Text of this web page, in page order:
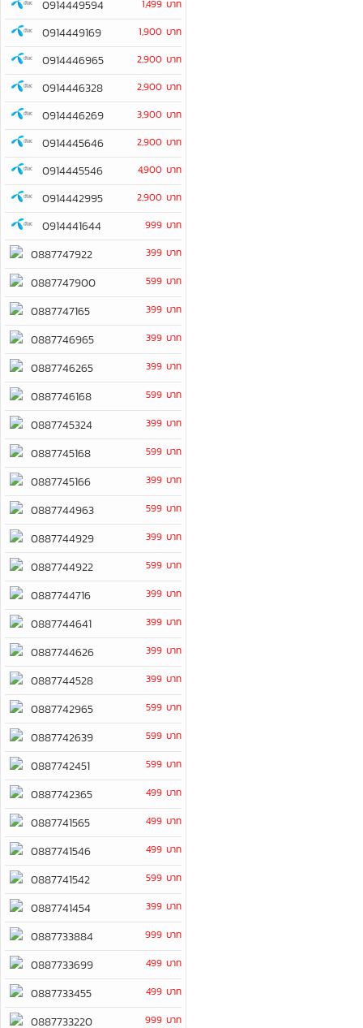
0914449594 1,499 บาท
0914449169 1,900 บาท
0914446965 2,900 บาท
0914446328 2,900 บาท
0914446269 3,900 บาท
0914445646 2,900 บาท
0914445546 4,900 บาท
0914442995 2,900 บาท
0914441644 999 บาท
0887747922 399 บาท
0887747900 599 บาท
0887747165 399 บาท
0887746965 399 บาท
0887746265 399 บาท
0887746168 599 บาท
0887745324 399 บาท
0887745168 599 บาท
0887745166 399 บาท
0887744963 599 บาท
0887744929 399 บาท
0887744922 599 บาท
0887744716 399 บาท
0887744641 399 บาท
0887744626 399 บาท
0887744528 399 บาท
0887742965 599 บาท
0887742639 599 บาท
0887742451 599 บาท
0887742365 499 บาท
0887741565 499 บาท
0887741546 499 บาท
0887741542 599 บาท
0887741454 399 บาท
0887733884 999 บาท
0887733699 499 บาท
0887733455 499 บาท
0887733220 999 บาท